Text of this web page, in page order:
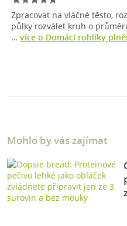
Zpracovat na vláčné těsto,
půlky rozválet kruh o
… více o Domácí rohlíky
Mohlo by vás zajímat